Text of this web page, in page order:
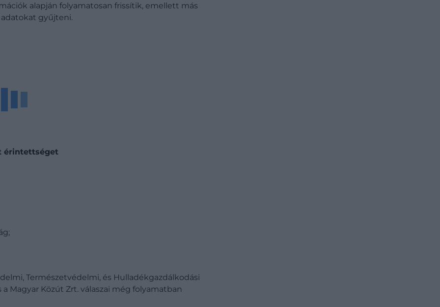
alapján folyamatosan frissítik, emellett más
gyűjteni.
érintettséget
Természetvédelmi, és Hulladékgazdálkodási
a Magyar Közút Zrt. válaszai még folyamatban